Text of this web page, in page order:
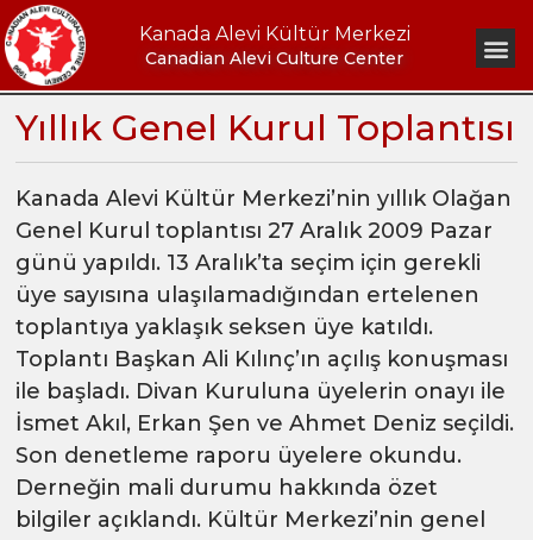
Kanada Alevi Kültür Merkezi
Canadian Alevi Culture Center
Yıllık Genel Kurul Toplantısı
Kanada Alevi Kültür Merkezi’nin yıllık Olağan
Genel Kurul toplantısı 27 Aralık 2009 Pazar
günü yapıldı. 13 Aralık’ta seçim için gerekli
üye sayısına ulaşılamadığından ertelenen
toplantıya yaklaşık seksen üye katıldı.
Toplantı Başkan Ali Kılınç’ın açılış konuşması
ile başladı. Divan Kuruluna üyelerin onayı ile
İsmet Akıl, Erkan Şen ve Ahmet Deniz seçildi.
Son denetleme raporu üyelere okundu.
Derneğin mali durumu hakkında özet
bilgiler açıklandı. Kültür Merkezi’nin genel